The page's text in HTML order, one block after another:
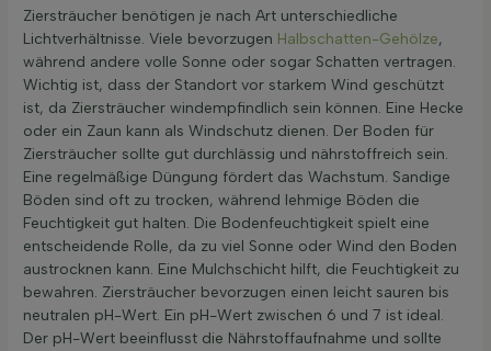
Ziersträucher benötigen je nach Art unterschiedliche
Lichtverhältnisse. Viele bevorzugen Halbschatten-Gehölze,
während andere volle Sonne oder sogar Schatten vertragen.
Wichtig ist, dass der Standort vor starkem Wind geschützt
ist, da Ziersträucher windempfindlich sein können. Eine Hecke
oder ein Zaun kann als Windschutz dienen. Der Boden für
Ziersträucher sollte gut durchlässig und nährstoffreich sein.
Eine regelmäßige Düngung fördert das Wachstum. Sandige
Böden sind oft zu trocken, während lehmige Böden die
Feuchtigkeit gut halten. Die Bodenfeuchtigkeit spielt eine
entscheidende Rolle, da zu viel Sonne oder Wind den Boden
austrocknen kann. Eine Mulchschicht hilft, die Feuchtigkeit zu
bewahren. Ziersträucher bevorzugen einen leicht sauren bis
neutralen pH-Wert. Ein pH-Wert zwischen 6 und 7 ist ideal.
Der pH-Wert beeinflusst die Nährstoffaufnahme und sollte